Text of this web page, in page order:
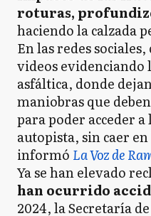
roturas,
haciendo la calzada
En las redes
videos evidenciando
asfáltica, donde
maniobras que
para poder acceder a
autopista, sin caer
informó La Voz de
Ya se han elevado
han ocurrido
2024, la Secretaría